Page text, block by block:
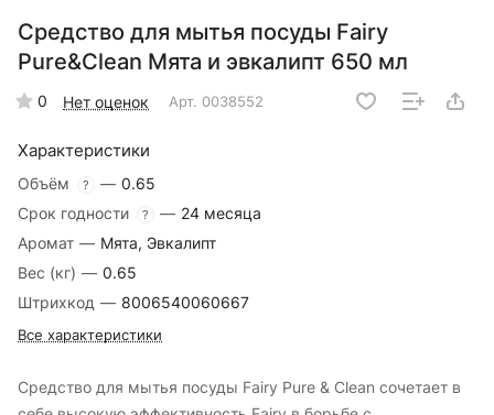
Средство для мытья посуды Fairy
Pure&Clean Мята и эвкалипт 650 мл
0 Нет оценок Арт. 0038552
Характеристики
Объём ? — 0.65
Срок годности
? — 24 месяца
Аромат — Мята, Эвкалипт
Вес (кг) — 0.65
Штрихкод — 8006540060667
Все характеристики
Средство для мытья посуды Fairy Pure & Clean сочетает в